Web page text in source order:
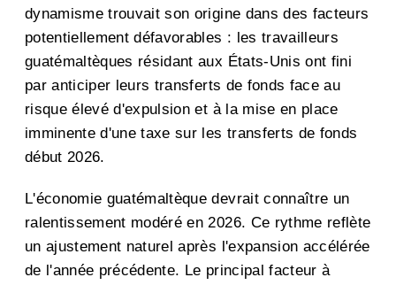
dynamisme trouvait son origine dans des facteurs
potentiellement défavorables : les travailleurs
guatémaltèques résidant aux États-Unis ont fini
par anticiper leurs transferts de fonds face au
risque élevé d'expulsion et à la mise en place
imminente d'une taxe sur les transferts de fonds
début 2026.
L'économie guatémaltèque devrait connaître un
ralentissement modéré en 2026. Ce rythme reflète
un ajustement naturel après l'expansion accélérée
de l'année précédente. Le principal facteur à